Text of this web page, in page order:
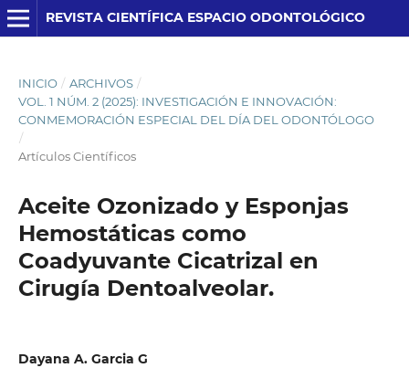
REVISTA CIENTÍFICA ESPACIO ODONTOLÓGICO
INICIO / ARCHIVOS /
VOL. 1 NÚM. 2 (2025): INVESTIGACIÓN E INNOVACIÓN:
CONMEMORACIÓN ESPECIAL DEL DÍA DEL ODONTÓLOGO
/
Artículos Científicos
Aceite Ozonizado y Esponjas
Hemostáticas como
Coadyuvante Cicatrizal en
Cirugía Dentoalveolar.
Dayana A. Garcia G